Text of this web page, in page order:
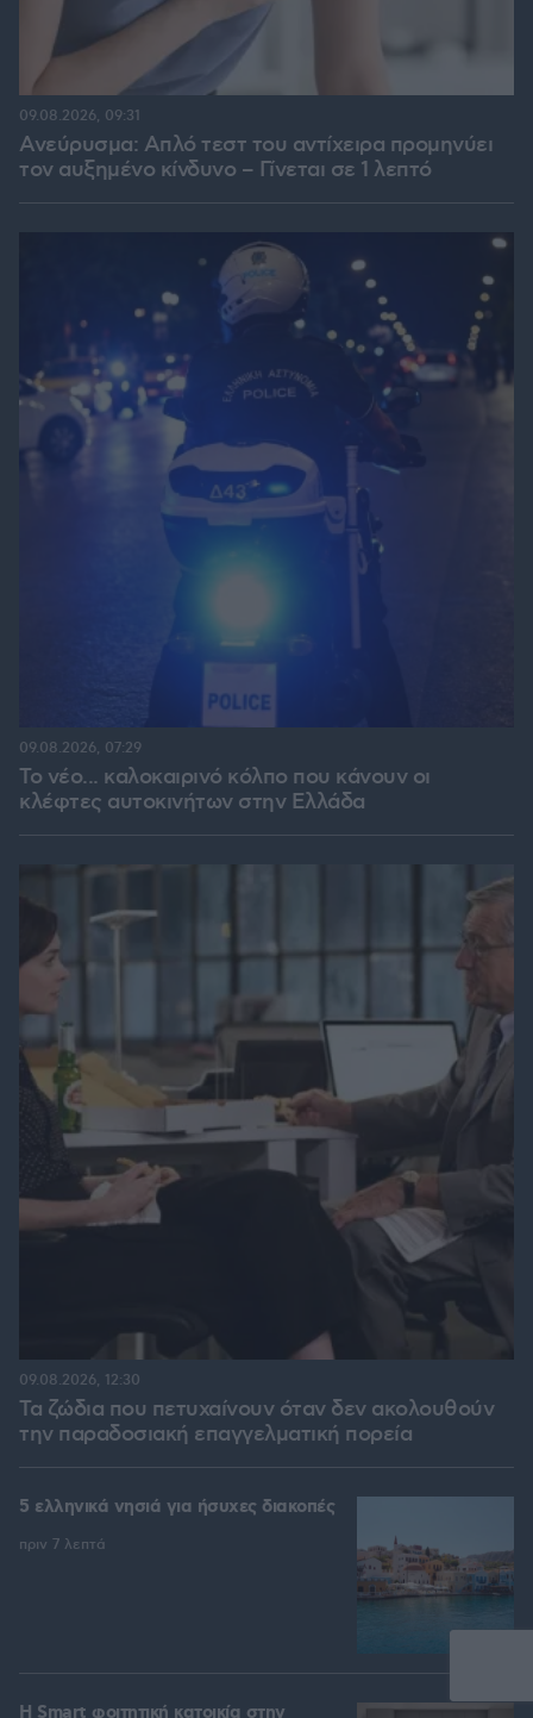
Ανεύρυσμα: Απλό τεστ του αντίχειρα προμηνύει
τον αυξημένο κίνδυνο – Γίνεται σε 1 λεπτό
09.08.2026, 09:31
Το νέο... καλοκαιρινό κόλπο που κάνουν οι
κλέφτες αυτοκινήτων στην Ελλάδα
09.08.2026, 07:29
Τα ζώδια που πετυχαίνουν όταν δεν ακολουθούν
την παραδοσιακή επαγγελματική πορεία
09.08.2026, 12:30
5 ελληνικά νησιά για ήσυχες διακοπές
πριν 7 λεπτά